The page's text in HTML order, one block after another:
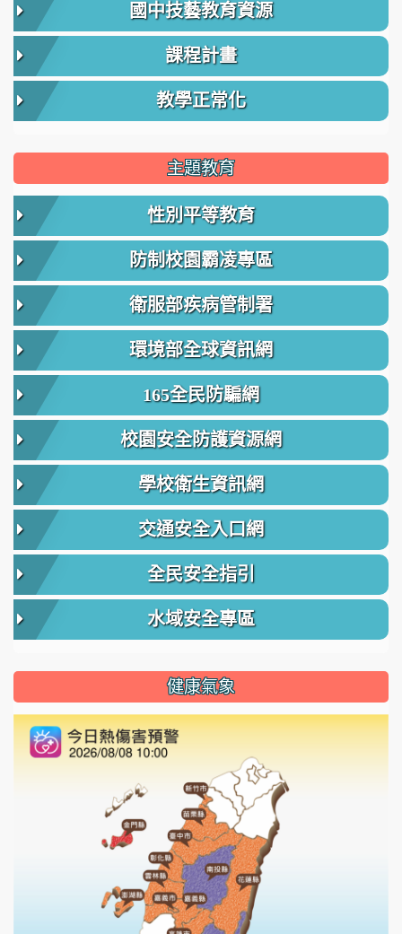
國中技藝教育資源
課程計畫
教學正常化
主題教育
性別平等教育
防制校園霸凌專區
衛服部疾病管制署
環境部全球資訊網
165全民防騙網
校園安全防護資源網
學校衛生資訊網
交通安全入口網
全民安全指引
水域安全專區
健康氣象